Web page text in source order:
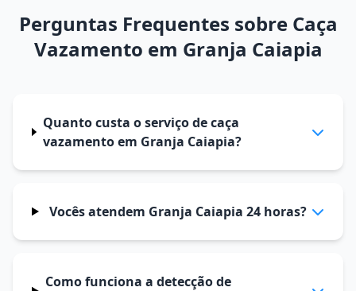
Perguntas Frequentes sobre Caça
Vazamento em Granja Caiapia
Quanto custa o serviço de caça
vazamento em Granja Caiapia?
Vocês atendem Granja Caiapia 24 horas?
Como funciona a detecção de